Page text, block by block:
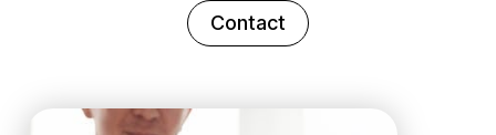
Contact